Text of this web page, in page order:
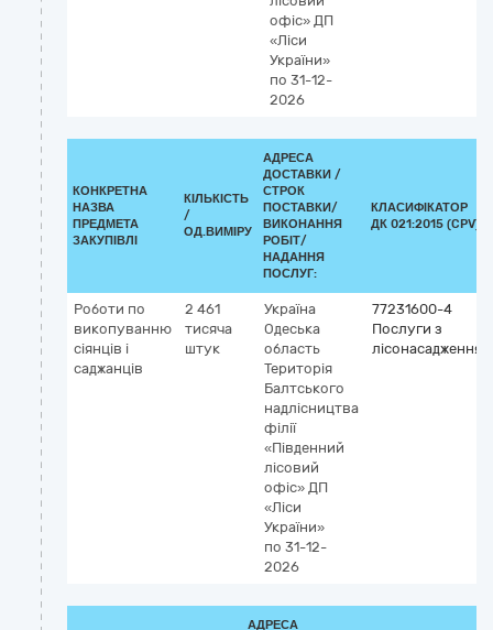
офіс» ДП
«Ліси
України»
по 31-12-
2026
КОНКРЕТНА
НАЗВА
ПРЕДМЕТА
ЗАКУПІВЛІ
КІЛЬКІСТЬ
/
ОД.ВИМІРУ
АДРЕСА
ДОСТАВКИ /
СТРОК
ПОСТАВКИ/
ВИКОНАННЯ
РОБІТ/
НАДАННЯ
ПОСЛУГ:
КЛАСИФІКАТОР
ДК 021:2015 (CPV)
Роботи по
викопуванню
сіянців і
саджанців
2 461
тисяча
штук
Україна
Одеська
область
Територія
Балтського
надлісництва
філії
«Південний
лісовий
офіс» ДП
«Ліси
України»
по 31-12-
2026
77231600-4
Послуги з
лісонасадження
АДРЕСА